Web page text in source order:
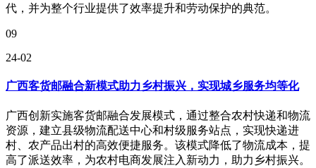
代，并为整个行业提供了效率提升和劳动保护的典范。
09
24-02
广西客货邮融合新模式助力乡村振兴，实现城乡服务均等化
广西创新实施客货邮融合发展模式，通过整合农村快递和物流
资源，建立县级物流配送中心和村级服务站点，实现快递进
村、农产品出村的高效便捷服务。该模式降低了物流成本，提
高了派送效率，为农村电商发展注入新动力，助力乡村振兴。